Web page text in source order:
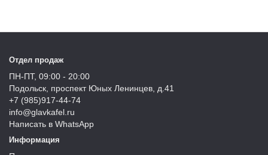
Отдел продаж
ПН-ПТ, 09:00 - 20:00
Подольск, проспект Юных Ленинцев, д.41
+7 (985)917-44-74
info@glavkafel.ru
Написать в WhatsApp
Информация